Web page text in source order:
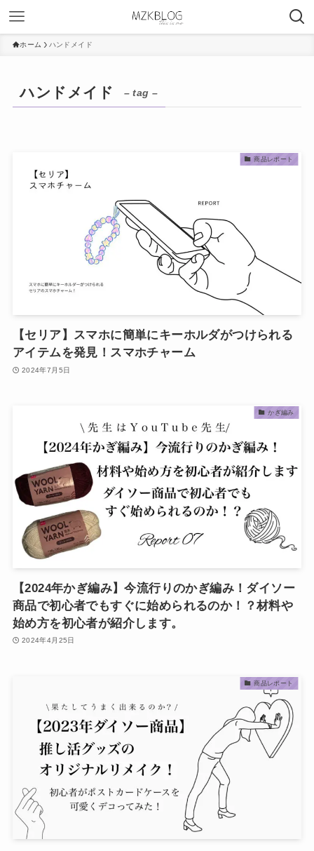
ホーム ハンドメイド
ハンドメイド – tag –
商品レポート
【セリア】スマホに簡単にキーホルダがつけられる
アイテムを発見！スマホチャーム
2024年7月5日
かぎ編み
【2024年かぎ編み】今流行りのかぎ編み！ダイソー
商品で初心者でもすぐに始められるのか！？材料や
始め方を初心者が紹介します。
2024年4月25日
商品レポート